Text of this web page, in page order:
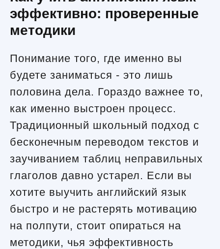
эффективно: проверенные
методики
Понимание того, где именно вы
будете заниматься - это лишь
половина дела. Гораздо важнее то,
как именно выстроен процесс.
Традиционный школьный подход с
бесконечным переводом текстов и
заучиванием таблиц неправильных
глаголов давно устарел. Если вы
хотите выучить английский язык
быстро и не растерять мотивацию
на полпути, стоит опираться на
методики, чья эффективность